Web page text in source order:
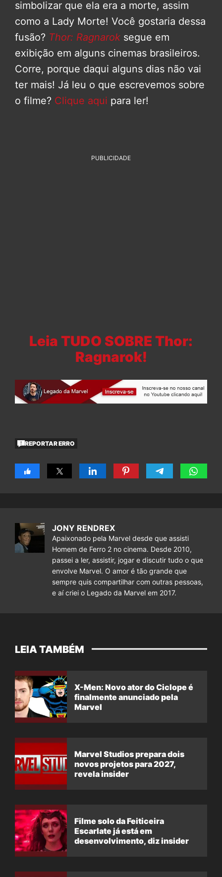
simbolizar que ela era a morte, assim
como a Lady Morte! Você gostaria dessa
fusão? Thor: Ragnarok segue em
exibição em alguns cinemas brasileiros.
Corre, porque daqui alguns dias não vai
ter mais! Já leu o que escrevemos sobre
o filme? Clique aqui para ler!
PUBLICIDADE
Leia TUDO SOBRE Thor:
Ragnarok!
REPORTAR ERRO
JONY RENDREX
Apaixonado pela Marvel desde que assisti
Homem de Ferro 2 no cinema. Desde 2010,
passei a ler, assistir, jogar e discutir tudo o que
envolve Marvel. O amor é tão grande que
sempre quis compartilhar com outras pessoas,
e aí criei o Legado da Marvel em 2017.
LEIA TAMBÉM
X-Men: Novo ator do Ciclope é
finalmente anunciado pela
Marvel
Marvel Studios prepara dois
novos projetos para 2027,
revela insider
Filme solo da Feiticeira
Escarlate já está em
desenvolvimento, diz insider